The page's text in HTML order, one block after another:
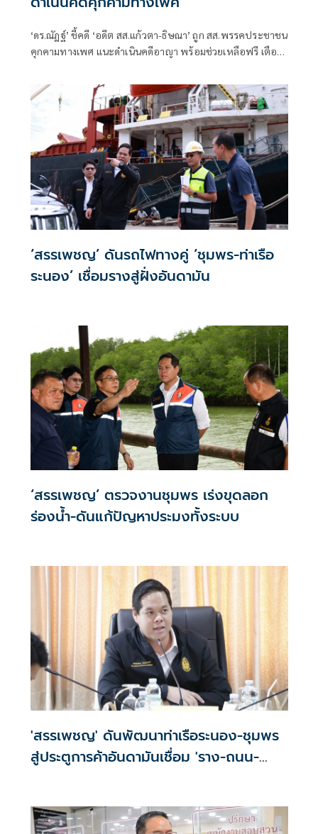
‘ดร.ณัฏฐ์’ ชี้คดี ‘อดีต สส.แก้วตา-ธิษณา’ ถูก สส.พรรคประชาชน
คุกคามทางเพศ แนะดำเนินคดีอาญา พร้อมช่วยเหลือฟรี เตือน
‘สรรเพชญ’ ดันรถไฟทางคู่ ‘ชุมพร-ท่าเรือ
ระนอง’ เชื่อมรางสู่ฝั่งอันดามัน
‘สรรเพชญ’ ตรวจงานชุมพร เร่งขุดลอก
ร่องน้ำ-ดันแก้ปัญหาประมงทั้งระบบ
'สรรเพชญ' ดันพัฒนาท่าเรือระนอง-ชุมพร
สู่ประตูการค้าอันดามันเชื่อม 'ราง-ถนน-